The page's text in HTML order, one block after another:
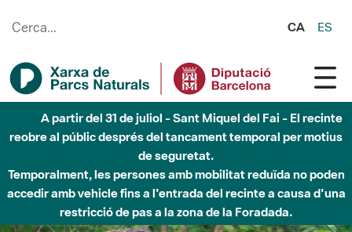
CA ES
A partir del 31 de juliol - Sant Miquel del Fai - El recinte
reobre al públic després del tancament temporal per motius
de seguretat.
Temporalment, les persones amb mobilitat reduïda no poden
accedir amb vehicle fins a l'entrada del recinte a causa d'una
restricció de pas a la zona de la Foradada.